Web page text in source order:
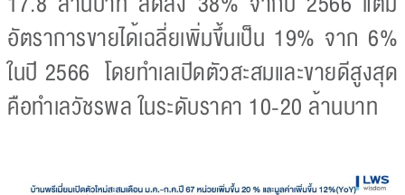
อัตราการขายได้เฉลี่ยเพิ่มขึ้นเป็น 19% จาก 6%
ในปี 2566 โดยทำเลเปิดตัวสะสมและขายดีสูงสุด
คือทำเลวัชรพล ในระดับราคา 10-20 ล้านบาท